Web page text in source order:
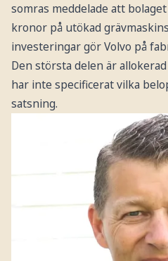
somras meddelade att
kronor på utökad
investeringar gör Volvo på
Den största delen är
har inte specificerat vilka
satsning.